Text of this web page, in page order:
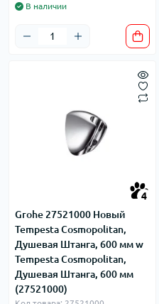
В наличии
4
Grohe 27521000 Новый
Tempesta Cosmopolitan,
Душевая Штанга, 600 мм w
Tempesta Cosmopolitan,
Душевая Штанга, 600 мм
(27521000)